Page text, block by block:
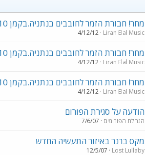
מחר! חבורת הזמר לחובבים בנתניה.בקמן 10
Liran Elal Music
4/12/12
מחר! חבורת הזמר לחובבים בנתניה.בקמן 10
Liran Elal Music
4/12/12
מחר! חבורת הזמר לחובבים בנתניה.בקמן 10
Liran Elal Music
4/12/12
הודעה על סגירת הפורום
הנהלת הפורומים 7/6/07
מקס ברנר באיזור התעשיה החדש
Lost Lullaby
12/5/07